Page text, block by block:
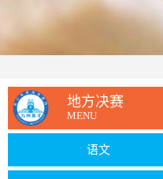
地方决赛
MENU
语文